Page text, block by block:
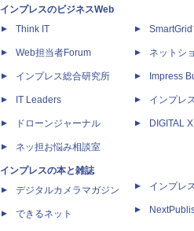
インプレスのビジネスWeb
Think IT
Web担当者Forum
インプレス総合研究所
IT Leaders
ドローンジャーナル
ネッ担お悩み相談室
インプレスの本と雑誌
デジタルカメラマガジン
できるネット
ネットシ
Impress
インプレ
DIGITAL
インプレ